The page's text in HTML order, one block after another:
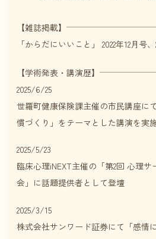
【雑誌掲載】
「からだにいいこと」 2022年12月号
【学術発表・講演歴】
2025/6/25
世羅町健康保険課主催の市民講座に
慣づくり」をテーマとした講演を実
2025/5/23
臨床心理iNEXT主催の「第2回 心理
会」に話題提供者として登壇
2025/3/15
株式会社サンワード証券にて「感情